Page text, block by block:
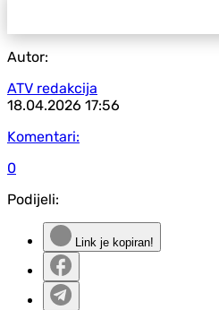
Autor:
ATV redakcija
18.04.2026 17:56
Komentari:
0
Podijeli:
Link je kopiran!